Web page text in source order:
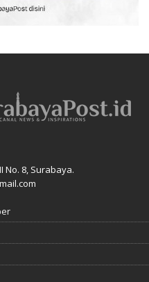
No. 8, Surabaya.